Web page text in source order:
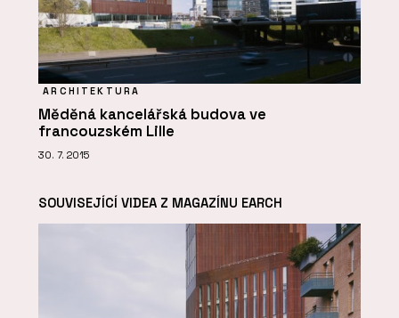
ARCHITEKTURA
Měděná kancelářská budova ve
francouzském Lille
30. 7. 2015
SOUVISEJÍCÍ VIDEA Z MAGAZÍNU EARCH